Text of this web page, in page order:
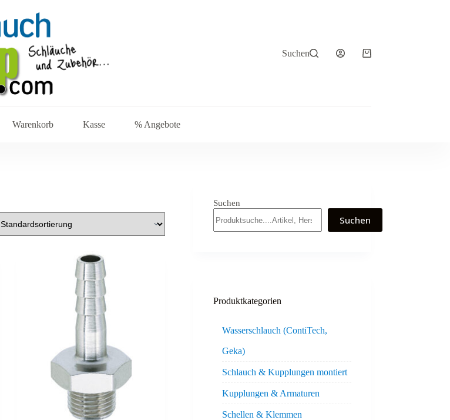
Suchen Warenkorb
Warenkorb Kasse % Angebote
Suchen
Suchen
Produktkategorien
Wasserschlauch (ContiTech,
Geka)
Schlauch & Kupplungen montiert
Kupplungen & Armaturen
Schellen & Klemmen